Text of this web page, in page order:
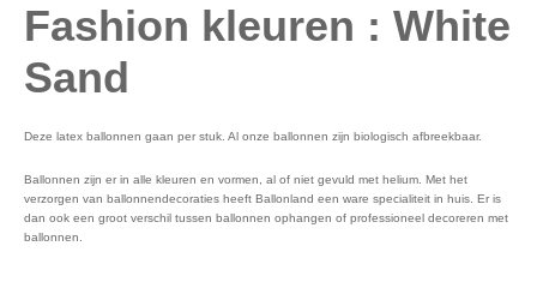
Fashion kleuren : White
Sand
Deze latex ballonnen gaan per stuk. Al onze ballonnen zijn biologisch afbreekbaar.
Ballonnen zijn er in alle kleuren en vormen, al of niet gevuld met helium. Met het
verzorgen van ballonnendecoraties heeft Ballonland een ware specialiteit in huis. Er is
dan ook een groot verschil tussen ballonnen ophangen of professioneel decoreren met
ballonnen.